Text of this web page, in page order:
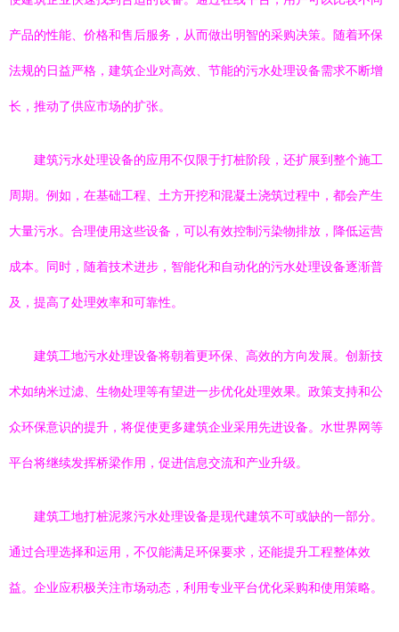
产品的性能、价格和售后服务，从而做出明智的采购决策。随着环保
法规的日益严格，建筑企业对高效、节能的污水处理设备需求不断增
长，推动了供应市场的扩张。
建筑污水处理设备的应用不仅限于打桩阶段，还扩展到整个施工
周期。例如，在基础工程、土方开挖和混凝土浇筑过程中，都会产生
大量污水。合理使用这些设备，可以有效控制污染物排放，降低运营
成本。同时，随着技术进步，智能化和自动化的污水处理设备逐渐普
及，提高了处理效率和可靠性。
建筑工地污水处理设备将朝着更环保、高效的方向发展。创新技
术如纳米过滤、生物处理等有望进一步优化处理效果。政策支持和公
众环保意识的提升，将促使更多建筑企业采用先进设备。水世界网等
平台将继续发挥桥梁作用，促进信息交流和产业升级。
建筑工地打桩泥浆污水处理设备是现代建筑不可或缺的一部分。
通过合理选择和运用，不仅能满足环保要求，还能提升工程整体效
益。企业应积极关注市场动态，利用专业平台优化采购和使用策略。